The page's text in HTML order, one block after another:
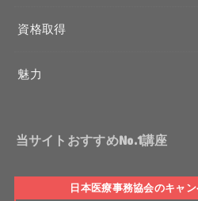
資格取得
魅力
当サイトおすすめNo.1講座
日本医療事務協会のキャン